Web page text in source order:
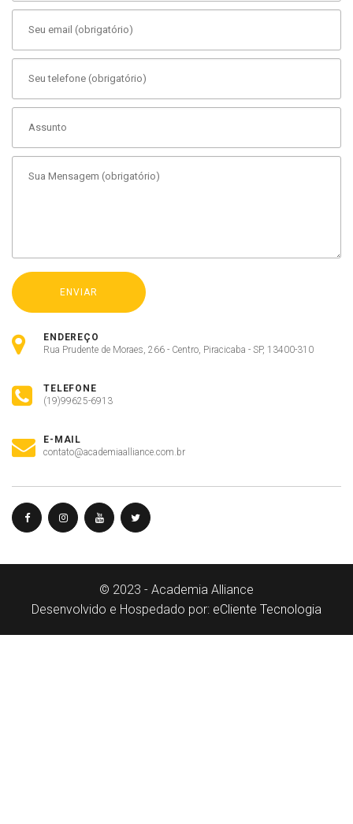
ENDEREÇO
Rua Prudente de Moraes, 266 - Centro, Piracicaba - SP, 13400-310
TELEFONE
(19)99625-6913
E-MAIL
contato@academiaalliance.com.br
© 2023 - Academia Alliance
Desenvolvido e Hospedado por: eCliente Tecnologia